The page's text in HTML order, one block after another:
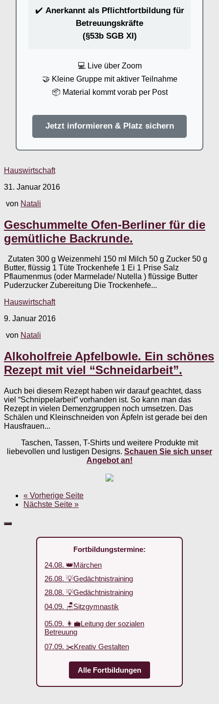
✔️ Anerkannt als Pflichtfortbildung für
Betreuungskräfte
(§53b SGB XI)
💻 Live über Zoom
🤝 Kleine Gruppe mit aktiver Teilnahme
📦 Material kommt vorab per Post
Jetzt informieren & Platz sichern
Hauswirtschaft
31. Januar 2016
von Natali
Geschummelte Ofen-Berliner für die
gemütliche Backrunde.
Zutaten 300 g Weizenmehl 150 ml Milch 50 g Zucker 50 g
Butter, flüssig 1 Tüte Trockenhefe 1 Ei 1 Prise Salz
Pflaumenmus (oder Marmelade/ Nutella ) flüssige Butter
Puderzucker Zubereitung Die Trockenhefe...
Hauswirtschaft
9. Januar 2016
von Natali
Alkoholfreie Apfelbowle. Ein schönes
Rezept mit viel “Schneidarbeit”.
Auch bei diesem Rezept haben wir darauf geachtet, dass
viel “Schnippelarbeit” vorhanden ist. So kann man das
Rezept in vielen Demenzgruppen noch umsetzen. Das
Schälen und Kleinschneiden von Äpfeln ist gerade bei den
Hausfrauen...
Taschen, Tassen, T-Shirts und weitere Produkte mit
liebevollen und lustigen Designs. Schauen Sie sich unser
Angebot an!
« Vorherige Seite
Nächste Seite »
Fortbildungstermine:
24.08. 👑Märchen
26.08. 💡Gedächtnistraining
28.08. 💡Gedächtnistraining
04.09. 🪑Sitzgymnastik
05.09. 👩‍💼Leitung der sozialen
Betreuung
07.09. ✂️Kreativ Gestalten
Alle Fortbildungen